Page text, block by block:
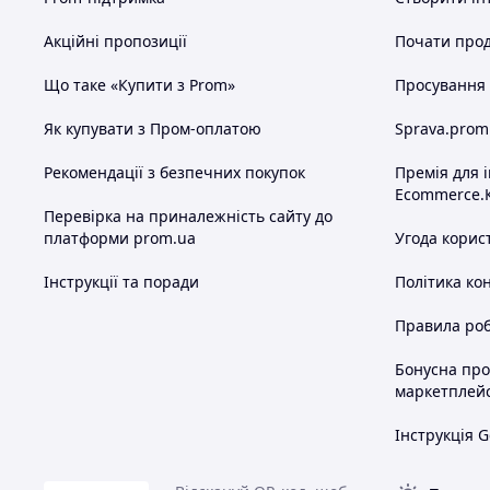
Акційні пропозиції
Що таке «Купити з Prom»
Як купувати з Пром-оплатою
Рекомендації з безпечних покупок
Перевірка на приналежність сайту до
платформи prom.ua
Інструкції та поради
Почати
Просування
Премія для
Угода
Політика
Правила
Бонусна
Інструкція